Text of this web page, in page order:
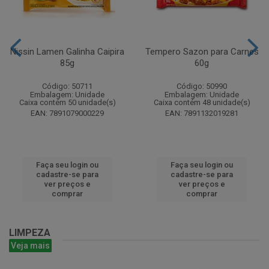
Nissin Lamen Galinha Caipira
85g
Código: 50711
Embalagem: Unidade
Caixa contém 50 unidade(s)
EAN: 7891079000229
Faça seu login ou
cadastre-se para
ver preços e
comprar
Tempero Sazon para Carnes
60g
Código: 50990
Embalagem: Unidade
Caixa contém 48 unidade(s)
EAN: 7891132019281
Faça seu login ou
cadastre-se para
ver preços e
comprar
LIMPEZA
Veja mais